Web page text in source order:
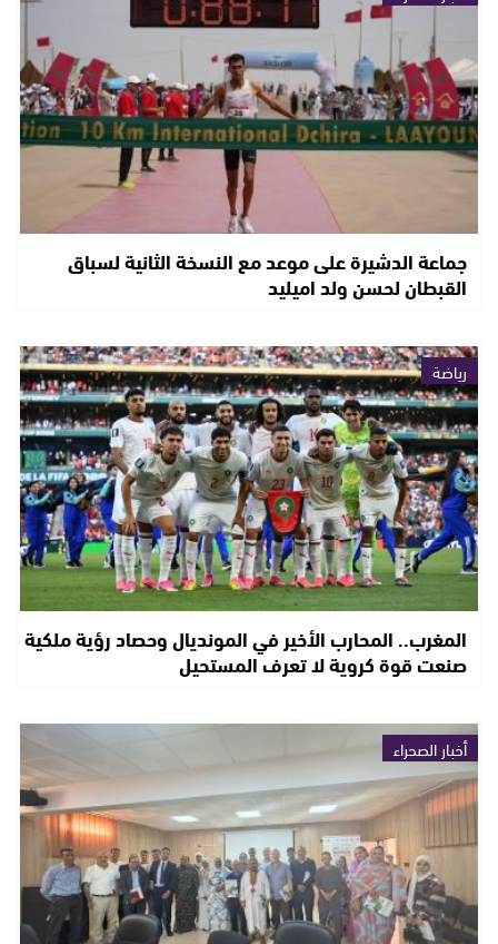
جماعة الدشيرة على موعد مع النسخة الثانية لسباق
القبطان لحسن ولد اميليد
رياضة
المغرب.. المحارب الأخير في المونديال وحصاد رؤية ملكية
صنعت قوة كروية لا تعرف المستحيل
أخبار الصحراء